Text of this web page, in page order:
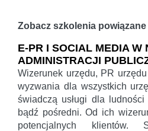
Zobacz szkolenia powiązane
E-PR I SOCIAL MEDIA W
ADMINISTRACJI
Wizerunek urzędu, PR
wyzwania dla wszystkich
świadczą usługi dla
bądź pośredni. Od ich
potencjalnych klientów.